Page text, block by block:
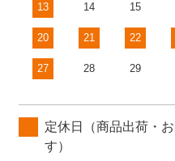
13 14 15
20 21 22
27 28 29
定休日（商品出荷・
す）